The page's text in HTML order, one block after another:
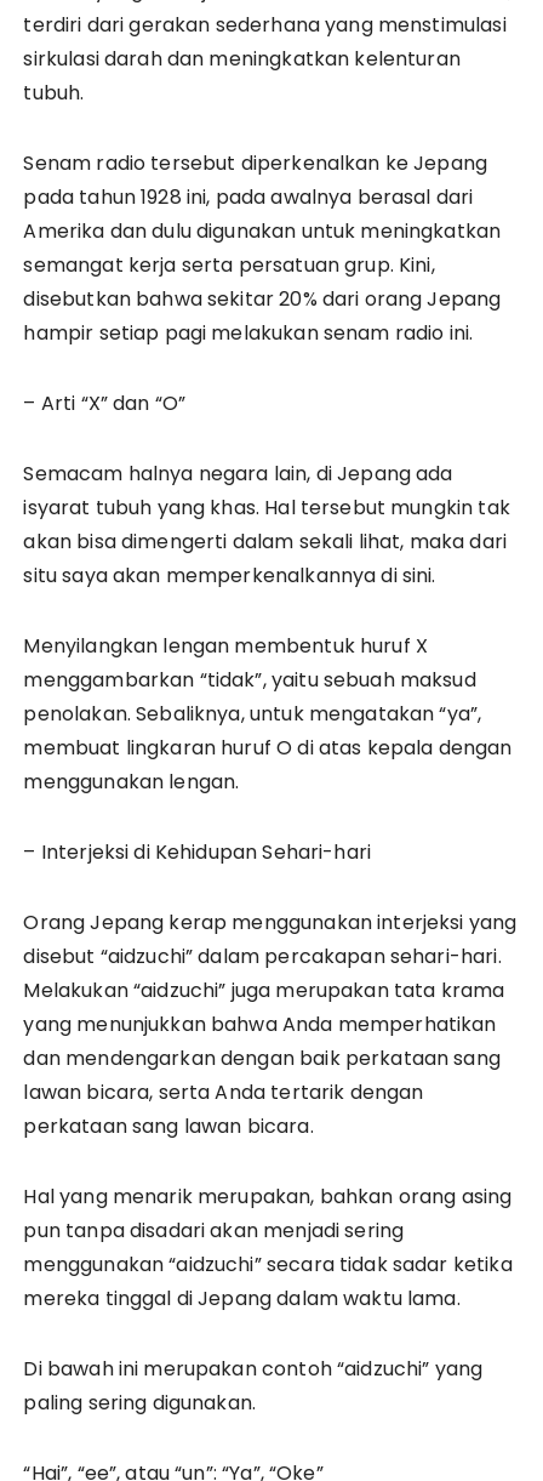
terdiri dari gerakan sederhana yang menstimulasi
sirkulasi darah dan meningkatkan kelenturan
tubuh.
Senam radio tersebut diperkenalkan ke Jepang
pada tahun 1928 ini, pada awalnya berasal dari
Amerika dan dulu digunakan untuk meningkatkan
semangat kerja serta persatuan grup. Kini,
disebutkan bahwa sekitar 20% dari orang Jepang
hampir setiap pagi melakukan senam radio ini.
– Arti “X” dan “O”
Semacam halnya negara lain, di Jepang ada
isyarat tubuh yang khas. Hal tersebut mungkin tak
akan bisa dimengerti dalam sekali lihat, maka dari
situ saya akan memperkenalkannya di sini.
Menyilangkan lengan membentuk huruf X
menggambarkan “tidak”, yaitu sebuah maksud
penolakan. Sebaliknya, untuk mengatakan “ya”,
membuat lingkaran huruf O di atas kepala dengan
menggunakan lengan.
– Interjeksi di Kehidupan Sehari-hari
Orang Jepang kerap menggunakan interjeksi yang
disebut “aidzuchi” dalam percakapan sehari-hari.
Melakukan “aidzuchi” juga merupakan tata krama
yang menunjukkan bahwa Anda memperhatikan
dan mendengarkan dengan baik perkataan sang
lawan bicara, serta Anda tertarik dengan
perkataan sang lawan bicara.
Hal yang menarik merupakan, bahkan orang asing
pun tanpa disadari akan menjadi sering
menggunakan “aidzuchi” secara tidak sadar ketika
mereka tinggal di Jepang dalam waktu lama.
Di bawah ini merupakan contoh “aidzuchi” yang
paling sering digunakan.
“Hai”, “ee”, atau “un”: “Ya”, “Oke”